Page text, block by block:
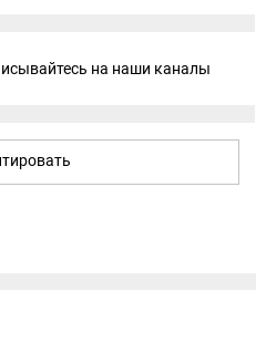
на наши каналы